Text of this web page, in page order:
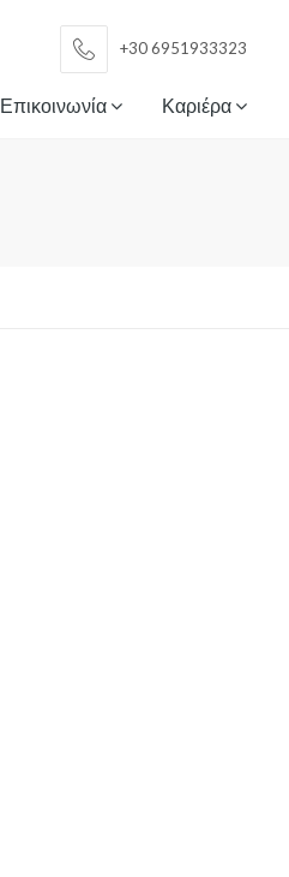
Επικοινωνία Καριέρα
+30 6951933323